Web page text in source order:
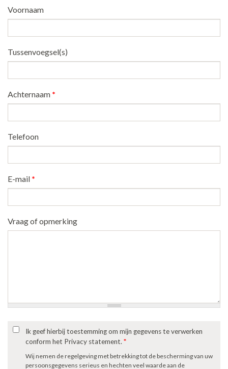
Voornaam
Tussenvoegsel(s)
Achternaam *
Telefoon
E-mail *
Vraag of opmerking
Ik geef hierbij toestemming om mijn gegevens te verwerken
conform het Privacy statement. *
Wij nemen de regelgeving met betrekking tot de bescherming van uw
persoonsgegevens serieus en hechten veel waarde aan de